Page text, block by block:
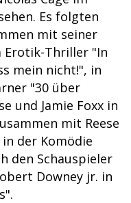
Es folgten
mit seiner
Erotik-Thriller "In
mein nicht!", in
"30 über
und Jamie Foxx in
mit Reese
der Komödie
den Schauspieler
Downey jr. in